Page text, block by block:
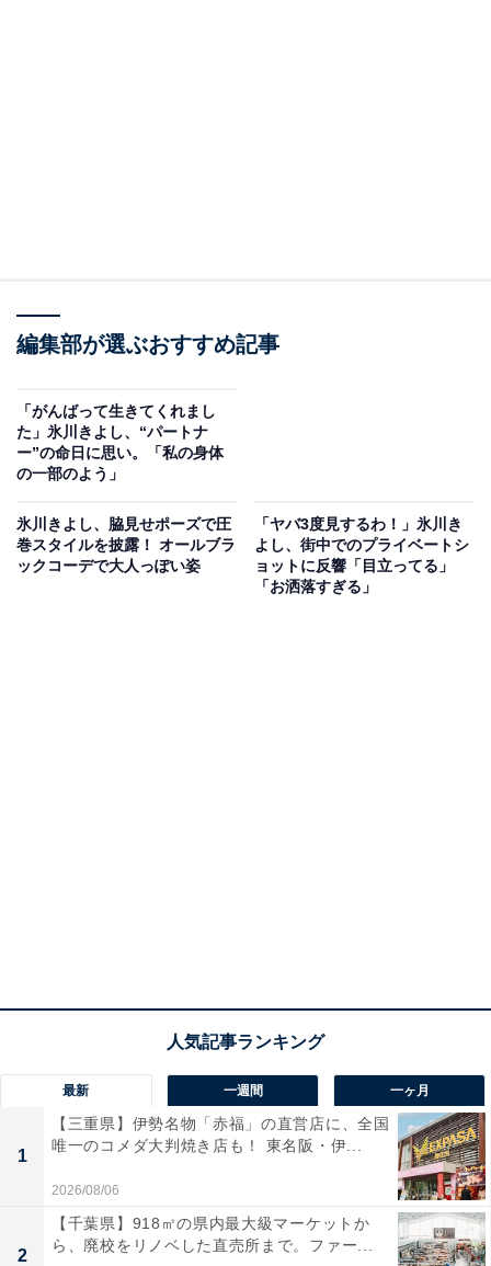
編集部が選ぶおすすめ記事
「がんばって生きてくれまし
た」氷川きよし、“パートナ
ー”の命日に思い。「私の身体
の一部のよう」
氷川きよし、脇見せポーズで圧
巻スタイルを披露！ オールブラ
ックコーデで大人っぽい姿
「ヤバ3度見するわ！」氷川き
よし、街中でのプライベートシ
ョットに反響「目立ってる」
「お洒落すぎる」
最新 一週間 一ヶ月
1
【三重県】伊勢名物「赤福」の直営店に、全国
唯一のコメダ大判焼き店も！ 東名阪・伊...
2026/08/06
2
【千葉県】918㎡の県内最大級マーケットか
ら、廃校をリノベした直売所まで。ファー...